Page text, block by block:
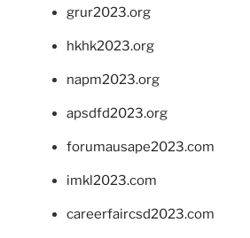
grur2023.org
hkhk2023.org
napm2023.org
apsdfd2023.org
forumausape2023.com
imkl2023.com
careerfaircsd2023.com